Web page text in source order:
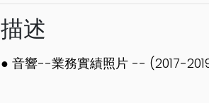
描述
● 音響--業務實績照片 -- (2017-